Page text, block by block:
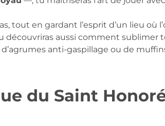
tout en gardant l’esprit d’un lieu où
découvriras aussi comment sublimer
anti-gaspillage ou de
du Saint